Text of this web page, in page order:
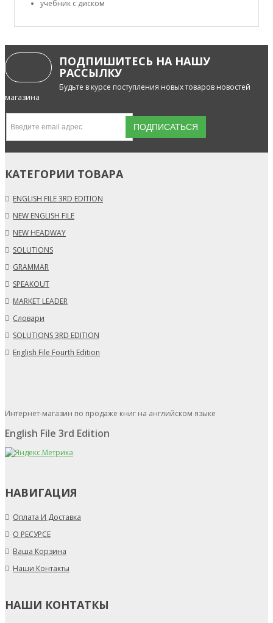
учебник с диском
ПОДПИШИТЕСЬ НА НАШУ
РАССЫЛКУ
Будьте в курсе поступления новых товаров новостей
магазина
КАТЕГОРИИ ТОВАРА
ENGLISH FILE 3RD EDITION
NEW ENGLISH FILE
NEW HEADWAY
SOLUTIONS
GRAMMAR
SPEAKOUT
MARKET LEADER
Словари
SOLUTIONS 3RD EDITION
English File Fourth Edition
Интернет-магазин по продаже книг на английском языке
English File 3rd Edition
НАВИГАЦИЯ
Оплата И Доставка
О РЕСУРСЕ
Ваша Корзина
Наши Контакты
НАШИ КОНТАТКЫ